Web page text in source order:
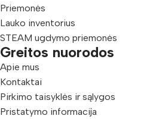
Priemonės
Lauko inventorius
STEAM ugdymo priemonės
Greitos nuorodos
Apie mus
Kontaktai
Pirkimo taisyklės ir sąlygos
Pristatymo informacija